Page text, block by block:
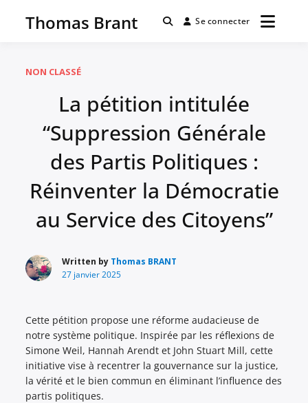
Thomas Brant Se connecter
NON CLASSÉ
La pétition intitulée
“Suppression Générale
des Partis Politiques :
Réinventer la Démocratie
au Service des Citoyens”
Written by Thomas BRANT
27 janvier 2025
Cette pétition propose une réforme audacieuse de
notre système politique. Inspirée par les réflexions de
Simone Weil, Hannah Arendt et John Stuart Mill, cette
initiative vise à recentrer la gouvernance sur la justice,
la vérité et le bien commun en éliminant l’influence des
partis politiques.